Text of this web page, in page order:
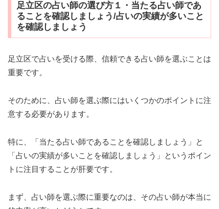
足立区の占い師の選び方１・当たる占い師であ
ることを確認しましょう/占いの実績が多いこと
を確認しましょう
足立区で占いを受ける際、信頼できる占い師を選ぶことは
重要です。
そのために、占い師を選ぶ際にはいくつかのポイントに注
意する必要があります。
特に、「当たる占い師であることを確認しましょう」と
「占いの実績が多いことを確認しましょう」というポイン
トに注目することが肝要です。
まず、占い師を選ぶ際に重要なのは、その占い師が本当に